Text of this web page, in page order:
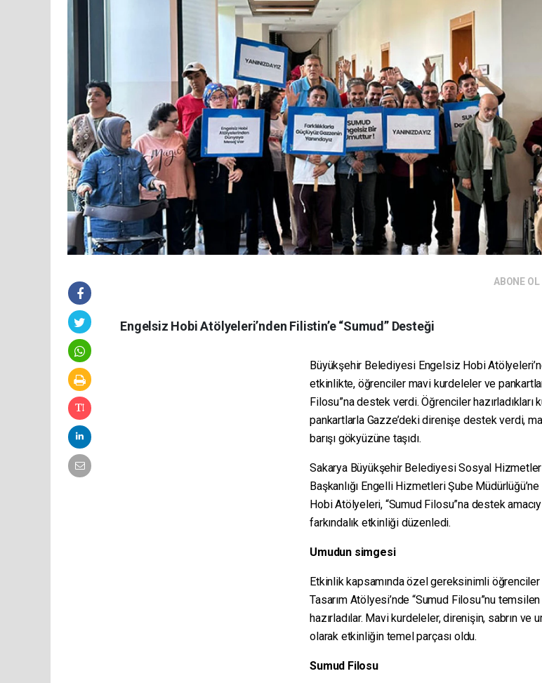
ABONE OL
Engelsiz Hobi Atölyeleri’nden Filistin’e “Sumud” Desteği
Büyükşehir Belediyesi Engelsiz Hobi
etkinlikte, öğrenciler mavi kurdeleler ve
Filosu”na destek verdi. Öğrenciler hazırladıkları
pankartlarla Gazze’deki direnişe destek verdi,
barışı gökyüzüne taşıdı.
Sakarya Büyükşehir Belediyesi Sosyal
Başkanlığı Engelli Hizmetleri Şube
Hobi Atölyeleri, “Sumud Filosu”na destek
farkındalık etkinliği düzenledi.
Umudun simgesi
Etkinlik kapsamında özel gereksinimli
Tasarım Atölyesi’nde “Sumud Filosu”nu
hazırladılar. Mavi kurdeleler, direnişin, sabrın ve
olarak etkinliğin temel parçası oldu.
Sumud Filosu